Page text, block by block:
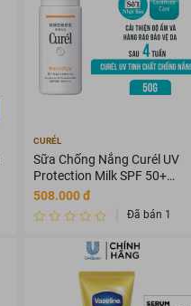
CURÉL
Sữa Chống Nắng Curél UV
Protection Milk SPF 50+
PA+++ 60ml
508.000 đ
Đã bán 1